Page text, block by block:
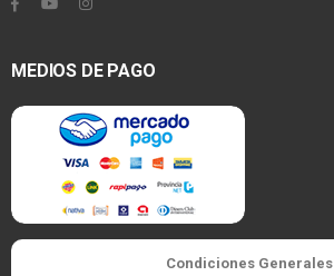
MEDIOS DE PAGO
Condiciones Generales